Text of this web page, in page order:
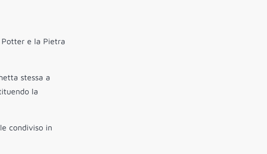
Potter e la Pietra
stessa a
la
condiviso in